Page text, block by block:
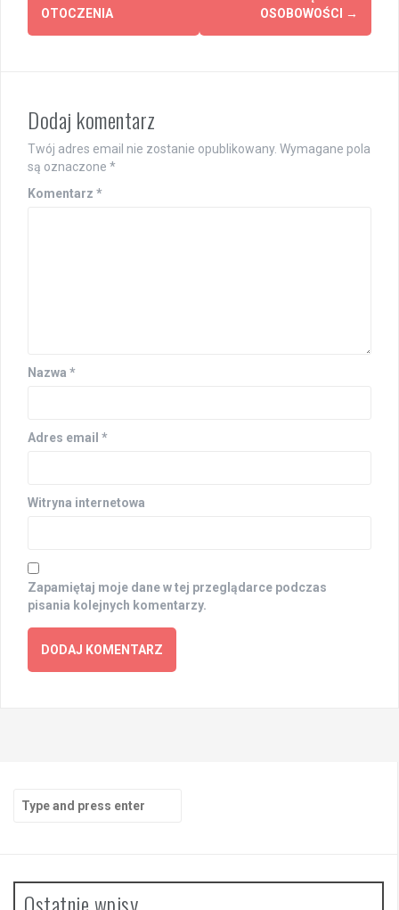
OTOCZENIA
OSOBOWOŚCI
→
Dodaj komentarz
Twój adres email nie zostanie opublikowany. Wymagane pola
są oznaczone *
Komentarz *
Nazwa *
Adres email *
Witryna internetowa
Zapamiętaj moje dane w tej przeglądarce podczas
pisania kolejnych komentarzy.
for: